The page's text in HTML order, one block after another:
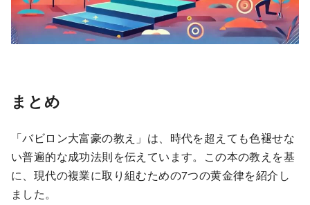
まとめ
「バビロン大富豪の教え」は、時代を超えても色褪せな
い普遍的な成功法則を伝えています。この本の教えを基
に、現代の複業に取り組むための7つの黄金律を紹介し
ました。